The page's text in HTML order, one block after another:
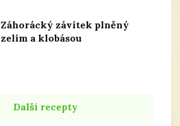
Záhorácký závitek plněný
zelím a klobásou
Další recepty